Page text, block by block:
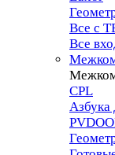
Все с
Все
CPL
Азбука